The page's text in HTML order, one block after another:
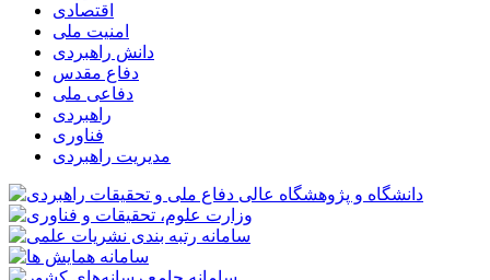
اقتصادی
امنیت ملی
دانش راهبردی
دفاع مقدس
دفاعی ملی
راهبردی
فناوری
مدیریت راهبردی